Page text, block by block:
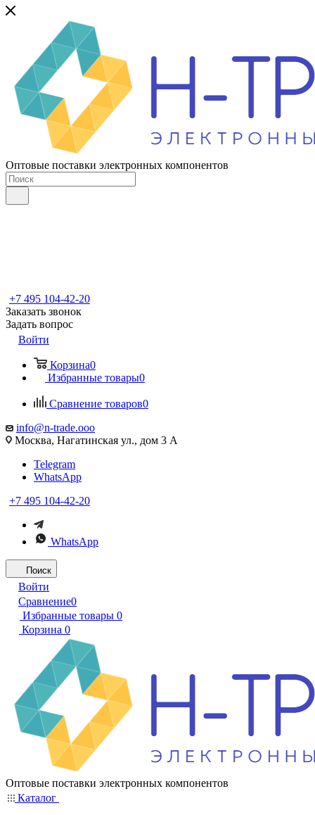
Оптовые поставки электронных компонентов
+7 495 104-42-20
Заказать звонок
Задать вопрос
Войти
Корзина0
Избранные товары0
Сравнение товаров0
info@n-trade.ooo
Москва, Нагатинская ул., дом 3 А
Telegram
WhatsApp
+7 495 104-42-20
WhatsApp
Поиск
Войти
Сравнение0
Избранные товары 0
Корзина 0
Оптовые поставки электронных компонентов
Каталог